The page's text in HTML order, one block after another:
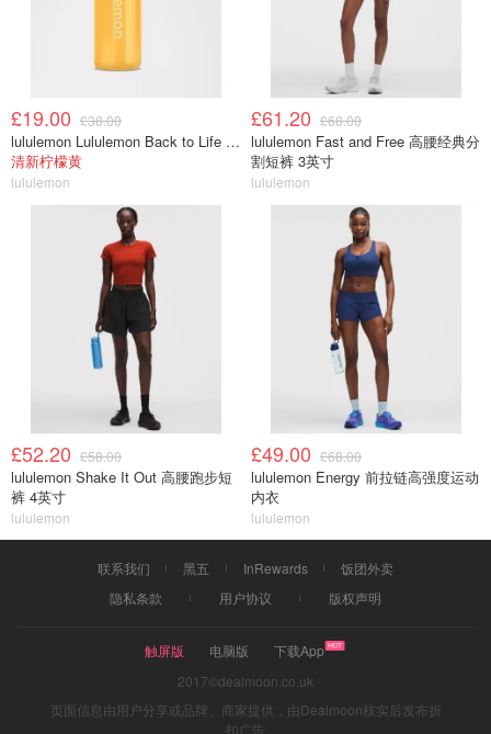
£19.00 £38.00
lululemon Lululemon Back to Life 运动水瓶 24oz 吸管盖
清新柠檬黄
lululemon
£61.20 £68.00
lululemon Fast and Free 高腰经典分
割短裤 3英寸
lululemon
£52.20 £58.00
lululemon Shake It Out 高腰跑步短
裤 4英寸
lululemon
£49.00 £68.00
lululemon Energy 前拉链高强度运动
内衣
lululemon
联系我们 黑五 InRewards
饭团外卖
隐私条款
用户协议 版权声明
触屏版 电脑版
下载App
2017©dealmoon.co.uk
页面信息由用户分享或品牌、商家提供，由Dealmoon核实后发布折
扣广告